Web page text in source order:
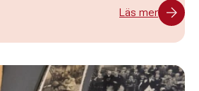
Läs mer